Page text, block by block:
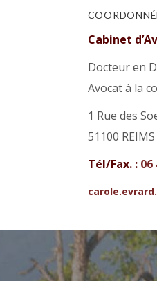
Cabinet
Docteur en
Avocat à la
1 Rue des
51100 REIMS
Tél/Fax. : 06